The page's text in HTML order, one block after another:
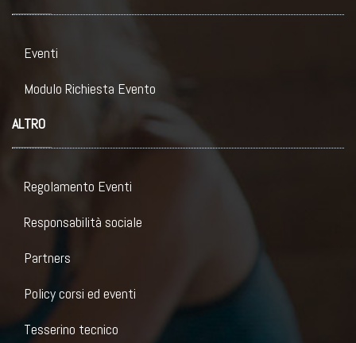
Eventi
Modulo Richiesta Evento
ALTRO
Regolamento Eventi
Responsabilità sociale
Partners
Policy corsi ed eventi
Tesserino tecnico